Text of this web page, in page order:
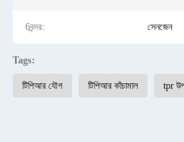
6বন্দর: সেনজেন
Tags:
টিপিআর যৌগ টিপিআর কাঁচামাল tpr